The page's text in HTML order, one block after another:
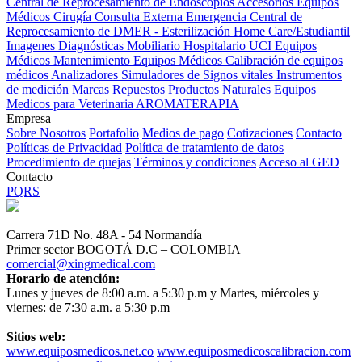
Médicos Cirugía Consulta Externa Emergencia Central de
Reprocesamiento de DMER - Esterilización Home Care/Estudiantil
Imagenes Diagnósticas Mobiliario Hospitalario UCI Equipos
Médicos Mantenimiento Equipos Médicos Calibración de equipos
médicos Analizadores Simuladores de Signos vitales Instrumentos
de medición Marcas Repuestos Productos Naturales Equipos
Medicos para Veterinaria AROMATERAPIA
Empresa
Sobre Nosotros Portafolio Medios de pago Cotizaciones Contacto
Políticas de Privacidad Política de tratamiento de datos
Procedimiento de quejas Términos y condiciones Acceso al GED
Contacto
PQRS
Carrera 71D No. 48A - 54 Normandía
Primer sector BOGOTÁ D.C – COLOMBIA
comercial@xingmedical.com
Horario de atención:
Lunes y jueves de 8:00 a.m. a 5:30 p.m y Martes, miércoles y
viernes: de 7:30 a.m. a 5:30 p.m
Sitios web:
www.equiposmedicos.net.co www.equiposmedicoscalibracion.com